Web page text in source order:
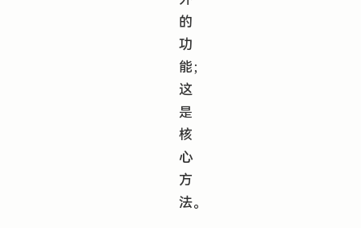
的
功
能；
这
是
核
心
方
法。